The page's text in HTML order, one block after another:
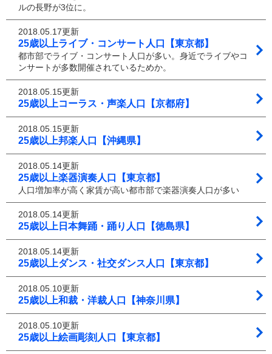
ルの長野が3位に。
2018.05.17更新
25歳以上ライブ・コンサート人口【東京都】
都市部でライブ・コンサート人口が多い。身近でライブやコ
ンサートが多数開催されているためか。
2018.05.15更新
25歳以上コーラス・声楽人口【京都府】
2018.05.15更新
25歳以上邦楽人口【沖縄県】
2018.05.14更新
25歳以上楽器演奏人口【東京都】
人口増加率が高く家賃が高い都市部で楽器演奏人口が多い
2018.05.14更新
25歳以上日本舞踊・踊り人口【徳島県】
2018.05.14更新
25歳以上ダンス・社交ダンス人口【東京都】
2018.05.10更新
25歳以上和裁・洋裁人口【神奈川県】
2018.05.10更新
25歳以上絵画彫刻人口【東京都】